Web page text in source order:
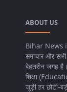
ABOUT US
Bihar News
समाचार और
बेहतरीन जगह
शिक्षा
जुड़ी हर छोटी-